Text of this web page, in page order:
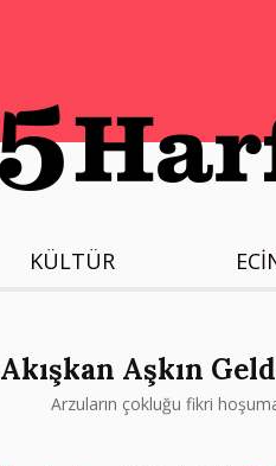
KÜLTÜR
Akışkan Aşkın
Arzuların çokluğu fikri